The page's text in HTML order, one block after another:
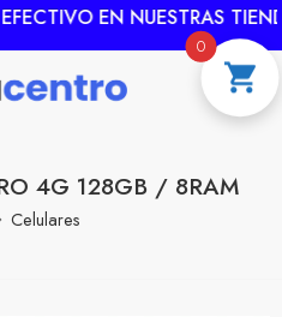
EN NUESTRAS
4G 128GB / 8RAM
Celulares
0